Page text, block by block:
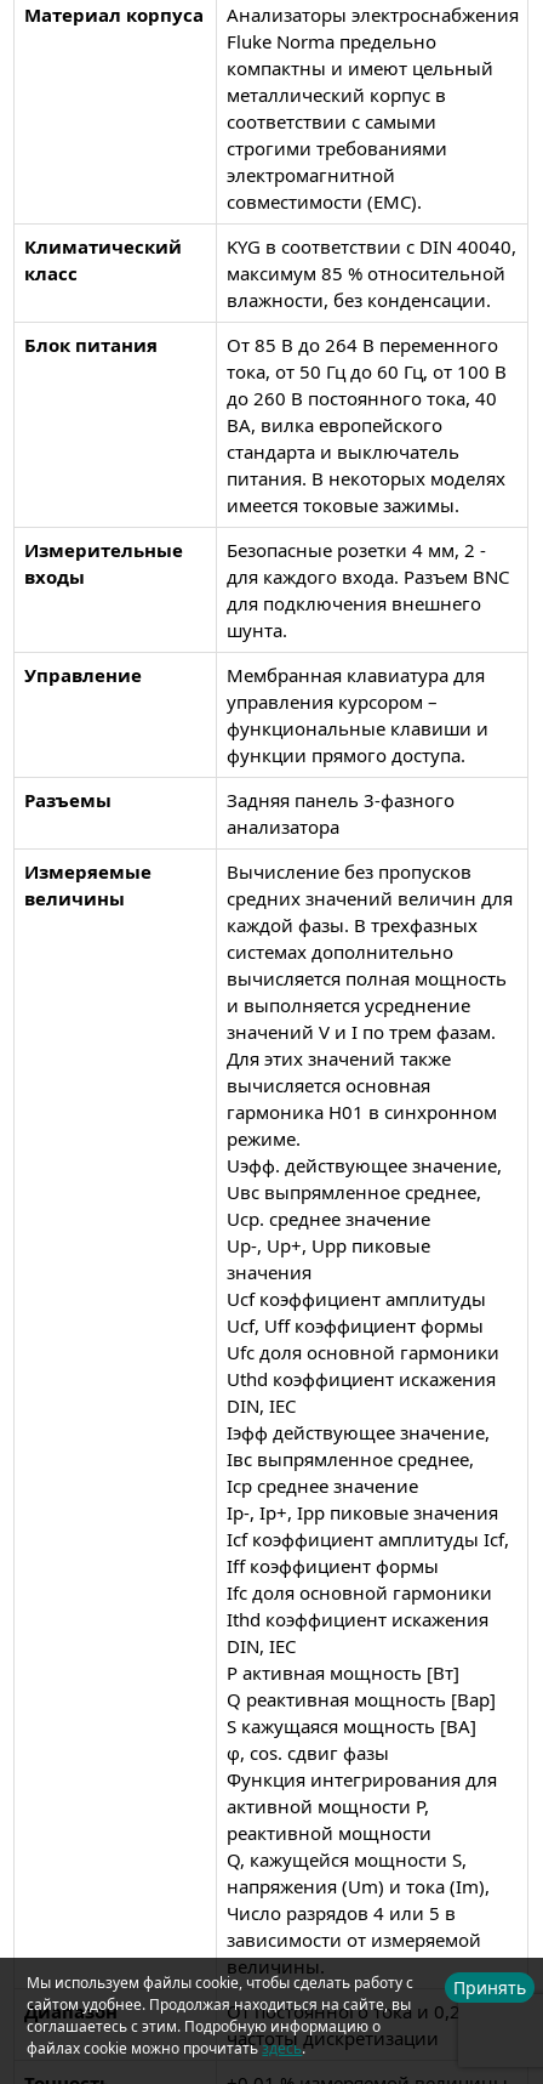
Материал корпуса
Анализаторы электроснабжения
Fluke Norma предельно
компактны и имеют цельный
металлический корпус в
соответствии с самыми
строгими требованиями
электромагнитной
совместимости (EMC).
Климатический
класс
KYG в соответствии с DIN 40040,
максимум 85 % относительной
влажности, без конденсации.
Блок питания
От 85 В до 264 В переменного
тока, от 50 Гц до 60 Гц, от 100 В
до 260 В постоянного тока, 40
ВА, вилка европейского
стандарта и выключатель
питания. В некоторых моделях
имеется токовые зажимы.
Измерительные
входы
Безопасные розетки 4 мм, 2 -
для каждого входа. Разъем BNC
для подключения внешнего
шунта.
Управление
Мембранная клавиатура для
управления курсором –
функциональные клавиши и
функции прямого доступа.
Разъемы
Задняя панель 3-фазного
анализатора
Измеряемые
величины
Вычисление без пропусков
средних значений величин для
каждой фазы. В трехфазных
системах дополнительно
вычисляется полная мощность
и выполняется усреднение
значений V и I по трем фазам.
Для этих значений также
вычисляется основная
гармоника H01 в синхронном
режиме.
Uэфф. действующее значение,
Uвс выпрямленное среднее,
Uср. среднее значение
Up-, Up+, Upp пиковые
значения
Ucf коэффициент амплитуды
Ucf, Uff коэффициент формы
Ufc доля основной гармоники
Uthd коэффициент искажения
DIN, IEC
Iэфф действующее значение,
Iвс выпрямленное среднее,
Iср среднее значение
Ip-, Ip+, Ipp пиковые значения
Icf коэффициент амплитуды Icf,
Iff коэффициент формы
Ifc доля основной гармоники
Ithd коэффициент искажения
DIN, IEC
P активная мощность [Вт]
Q реактивная мощность [Вар]
S кажущаяся мощность [ВА]
φ, cos. сдвиг фазы
Функция интегрирования для
активной мощности P,
реактивной мощности
Q, кажущейся мощности S,
напряжения (Um) и тока (Im),
Число разрядов 4 или 5 в
зависимости от измеряемой
величины.
Диапазон
От постоянного тока и 0,2 Гц до
частоты дискретизации
Мы используем файлы cookie, чтобы сделать работу с
сайтом удобнее. Продолжая находиться на сайте, вы
соглашаетесь с этим. Подробную информацию о
файлах cookie можно прочитатьздесь.
Принять